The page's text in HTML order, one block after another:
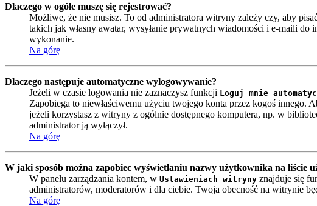
Dlaczego w ogóle muszę się rejestrować?
Możliwe, że nie musisz. To od administratora witryny zależy czy, aby
takich jak własny awatar, wysyłanie prywatnych wiadomości i e-maili
wykonanie.
Na górę
Dlaczego następuje automatyczne wylogowywanie?
Jeżeli w czasie logowania nie zaznaczysz funkcji Loguj mnie
Zapobiega to niewłaściwemu użyciu twojego konta przez kogoś innego.
jeżeli korzystasz z witryny z ogólnie dostępnego komputera, np. w
administrator ją wyłączył.
Na górę
W jaki sposób można zapobiec wyświetlaniu nazwy użytkownika na liście
W panelu zarządzania kontem, w Ustawieniach witryny znajduje się
administratorów, moderatorów i dla ciebie. Twoja obecność na witrynie
Na górę